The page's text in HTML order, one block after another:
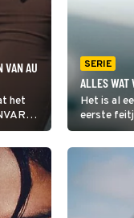
VAN AU
het
SERIE
ALLES WAT
Het is al
eerste